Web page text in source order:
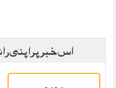
اس خبر پر اپنی